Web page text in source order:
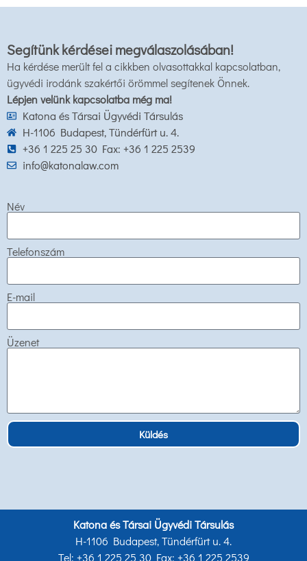
Segítünk kérdései megválaszolásában!
Ha kérdése merült fel a cikkben olvasottakkal kapcsolatban,
ügyvédi irodánk szakértői örömmel segítenek Önnek.
Lépjen velünk kapcsolatba még ma!
Katona és Társai Ügyvédi Társulás
H-1106 Budapest, Tündérfürt u. 4.
+36 1 225 25 30 Fax: +36 1 225 2539
info@katonalaw.com
Név
Telefonszám
E-mail
Üzenet
Küldés
Katona és Társai Ügyvédi Társulás
H-1106 Budapest, Tündérfürt u. 4.
Tel: +36 1 225 25 30 Fax: +36 1 225 2539